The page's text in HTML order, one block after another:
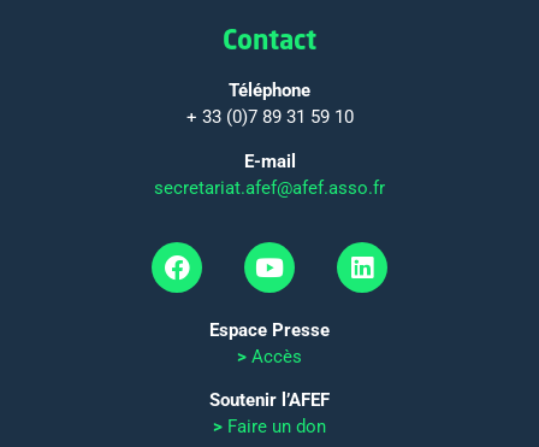
Contact
Téléphone
+ 33 (0)7 89 31 59 10
E-mail
secretariat.afef@afef.asso.fr
Espace Presse
> Accès
Soutenir l’AFEF
> Faire un don